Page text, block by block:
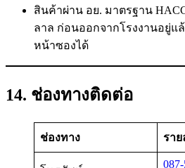
สินค้าผ่าน อย. มาตรฐาน
ลาล ก่อนออกจากโรงงานอยู่แ
หน้าซองได้
14. ช่องทางติดต่อ
ช่องทาง ราย